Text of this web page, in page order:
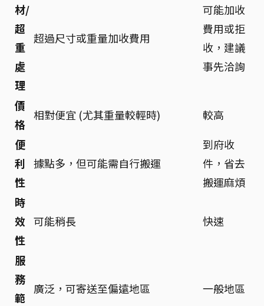
材/
超
重
處
理
超過尺寸或重量加收費用
可能加收
費用或拒
收，建議
事先洽詢
價
格
相對便宜 (尤其重量較輕時)
較高
便
利
性
據點多，但可能需自行搬運
到府收
件，省去
搬運麻煩
時
效
性
可能稍長 快速
服
務
範
廣泛，可寄送至偏遠地區 一般地區